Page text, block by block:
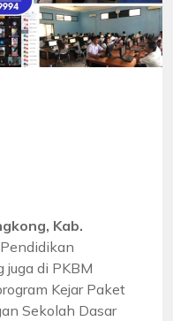
Kab.
juga di PKBM
Kejar Paket
Sekolah Dasar